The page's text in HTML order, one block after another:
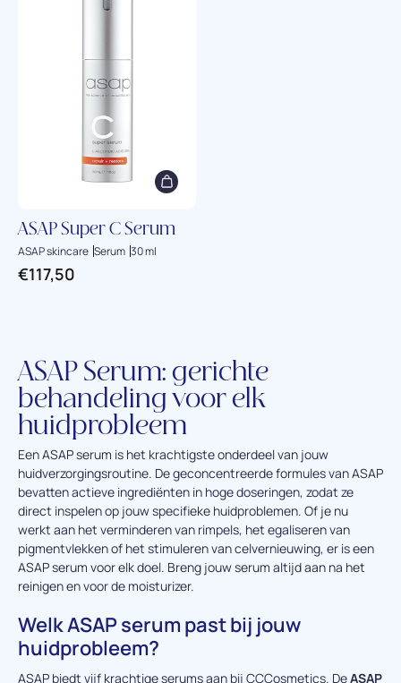
ASAP Super C Serum
ASAP skincare Serum 30 ml
€117,50
ASAP Serum: gerichte
behandeling voor elk
huidprobleem
Een ASAP serum is het krachtigste onderdeel van jouw
huidverzorgingsroutine. De geconcentreerde formules van ASAP
bevatten actieve ingrediënten in hoge doseringen, zodat ze
direct inspelen op jouw specifieke huidproblemen. Of je nu
werkt aan het verminderen van rimpels, het egaliseren van
pigmentvlekken of het stimuleren van celvernieuwing, er is een
ASAP serum voor elk doel. Breng jouw serum altijd aan na het
reinigen en voor de moisturizer.
Welk ASAP serum past bij jouw
huidprobleem?
ASAP biedt vijf krachtige serums aan bij CCCosmetics. DeASAP